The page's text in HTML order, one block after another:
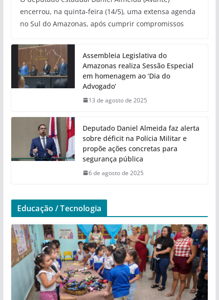
encerrou, na quinta-feira (14/5), uma extensa agenda
no Sul do Amazonas, após cumprir compromissos
Assembleia Legislativa do
Amazonas realiza Sessão Especial
em homenagem ao ‘Dia do
Advogado’
13 de agosto de 2025
Deputado Daniel Almeida faz alerta
sobre déficit na Polícia Militar e
propõe ações concretas para
segurança pública
6 de agosto de 2025
Educação / Tecnologia